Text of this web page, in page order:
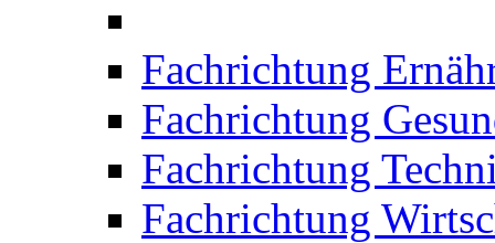
Fachrichtung
Fachrichtung
Fachrichtung
Fachrichtung